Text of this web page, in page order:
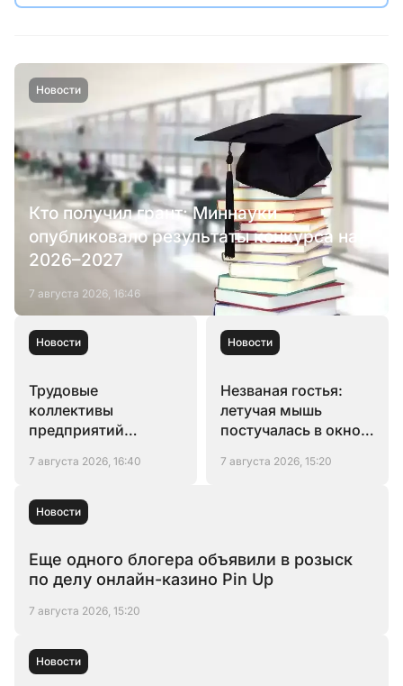
Кто получил грант: Миннауки
опубликовало результаты конкурса на
2026–2027
7 августа 2026, 16:46
Новости
Трудовые
коллективы
предприятий
участвовать всех в
7 августа 2026, 16:40
Новости
Незваная гостья:
летучая мышь
постучалась в окно
Караганды
7 августа 2026, 15:20
Новости
Еще одного блогера объявили в розыск
по делу онлайн-казино Pin Up
7 августа 2026, 15:20
Новости
Новости